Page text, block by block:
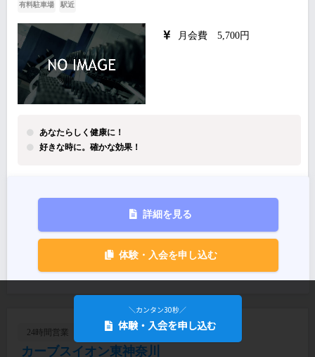
有料駐車場 駅近
月会費 5,700円
あなたらしく健康に！
好きな時に。確かな効果！
詳細を見る
体験・入会を申し込む
24時間営業
カーブスイオン東神奈川
＼カンタン30秒／
体験・入会を申し込む